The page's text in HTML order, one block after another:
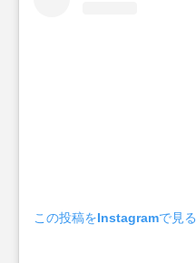
この投稿をInstagramで見る